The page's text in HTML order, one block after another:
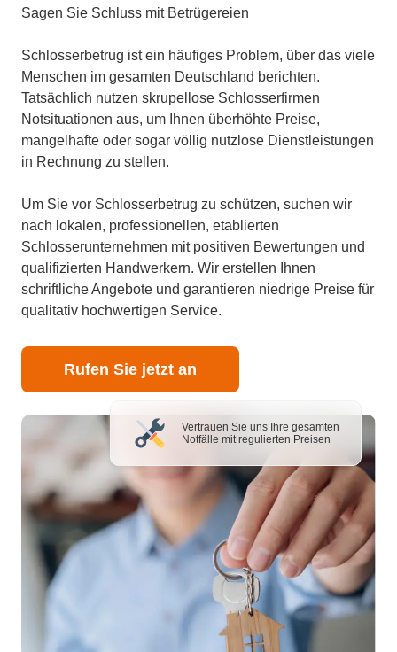
Sagen Sie Schluss mit Betrügereien
Schlosserbetrug ist ein häufiges Problem, über das viele
Menschen im gesamten Deutschland berichten.
Tatsächlich nutzen skrupellose Schlosserfirmen
Notsituationen aus, um Ihnen überhöhte Preise,
mangelhafte oder sogar völlig nutzlose Dienstleistungen
in Rechnung zu stellen.
Um Sie vor Schlosserbetrug zu schützen, suchen wir
nach lokalen, professionellen, etablierten
Schlosserunternehmen mit positiven Bewertungen und
qualifizierten Handwerkern. Wir erstellen Ihnen
schriftliche Angebote und garantieren niedrige Preise für
qualitativ hochwertigen Service.
Rufen Sie jetzt an
Vertrauen Sie uns Ihre gesamten
Notfälle mit regulierten Preisen